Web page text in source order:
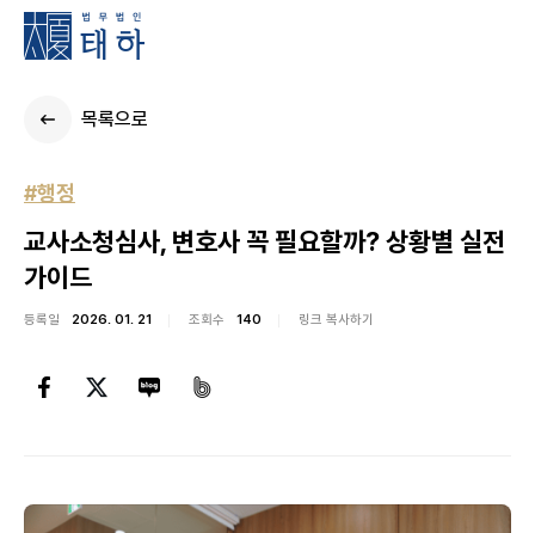
목록으로
#행정
교사소청심사, 변호사 꼭 필요할까? 상황별 실전
가이드
등록일 2026. 01. 21 조회수 140 링크 복사하기